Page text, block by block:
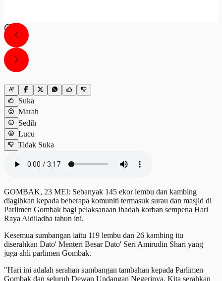
Suka
Marah
Sedih
Lucu
Tidak Suka
GOMBAK, 23 MEI: Sebanyak 145 ekor lembu dan kambing
diagihkan kepada beberapa komuniti termasuk surau dan masjid di
Parlimen Gombak bagi pelaksanaan ibadah korban sempena Hari
Raya Aidiladha tahun ini.
Kesemua sumbangan iaitu 119 lembu dan 26 kambing itu
diserahkan Dato' Menteri Besar Dato' Seri Amirudin Shari yang
juga ahli parlimen Gombak.
"Hari ini adalah serahan sumbangan tambahan kepada Parlimen
Gombak dan seluruh Dewan Undangan Negerinya. Kita serahkan